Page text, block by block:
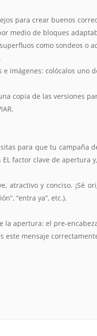
para crear buenos
medio de bloques
como sondeos o
e imágenes: colócalos uno
copia de las versiones
para que tu campaña
factor clave de apertura
atractivo y conciso. ¡Sé
“entra ya”, etc.).
la apertura: el pre-
este mensaje